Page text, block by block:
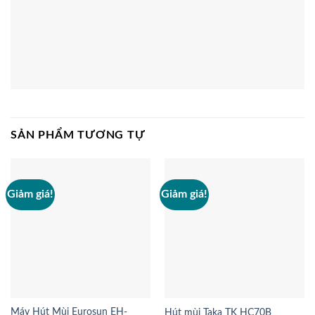
SẢN PHẨM TƯƠNG TỰ
Giảm giá!
Máy Hút Mùi Eurosun EH-
Giảm giá!
Hút mùi Taka TK HC70B